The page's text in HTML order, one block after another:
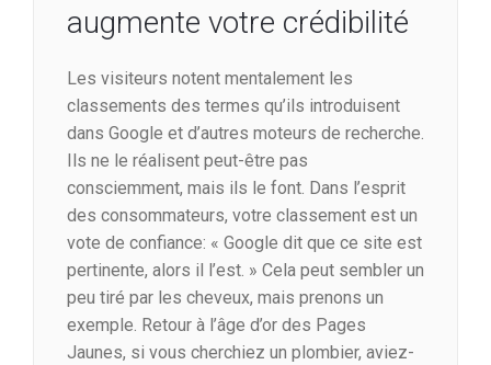
augmente votre crédibilité
Les visiteurs notent mentalement les
classements des termes qu’ils introduisent
dans Google et d’autres moteurs de recherche.
Ils ne le réalisent peut-être pas
consciemment, mais ils le font. Dans l’esprit
des consommateurs, votre classement est un
vote de confiance: « Google dit que ce site est
pertinente, alors il l’est. » Cela peut sembler un
peu tiré par les cheveux, mais prenons un
exemple. Retour à l’âge d’or des Pages
Jaunes, si vous cherchiez un plombier, aviez-